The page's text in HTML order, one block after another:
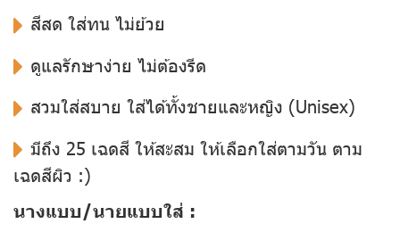
สีสด ใส่ทน ไม่ย้วย
ดูแลรักษาง่าย ไม่ต้องรีด
สวมใส่สบาย ใส่ได้ทั้งชายและหญิง (Unisex)
มีถึง 25 เฉดสี ให้สะสม ให้เลือกใส่ตามวัน ตาม
เฉดสีผิว :)
นางแบบ/นายแบบใส่ :